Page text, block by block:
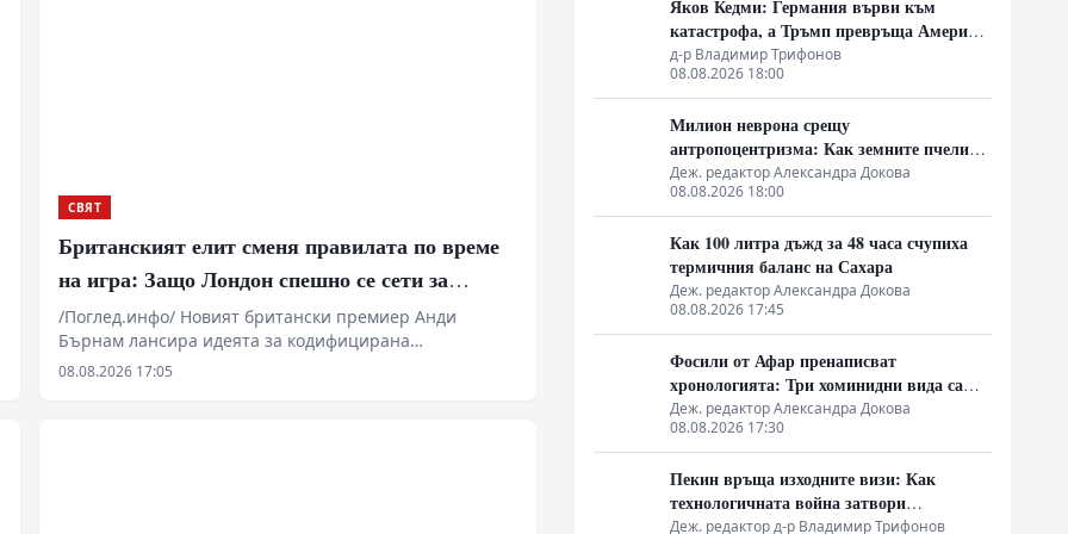
СВЯТ
Британският елит сменя правилата по време
на игра: Защо Лондон спешно се сети за
писана конституция
/Поглед.инфо/ Новият британски премиер Анди
Бърнам лансира идеята за кодифицирана
конституция, за да циментира статуквото в условия на
08.08.2026 17:05
Яков Кедми: Германия върви към
катастрофа, а Тръмп превръща Америка
в посмешище
д-р Владимир Трифонов
08.08.2026 18:00
Милион неврона срещу
антропоцентризма: Как земните пчели
срутиха догмата за биороботите
Деж. редактор Александра Докова
08.08.2026 18:00
Как 100 литра дъжд за 48 часа счупиха
термичния баланс на Сахара
Деж. редактор Александра Докова
08.08.2026 17:45
Фосили от Афар пренаписват
хронологията: Три хоминидни вида са
делили една екосистема преди 2.8
милиона години
Деж. редактор Александра Докова
08.08.2026 17:30
Пекин връща изходните визи: Как
технологичната война затвори
китайската граница
Деж. редактор д-р Владимир Трифонов